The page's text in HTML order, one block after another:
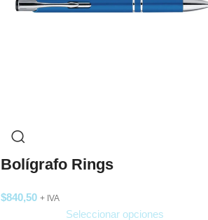
Bolígrafo Rings
$840,50 + IVA
Seleccionar opciones